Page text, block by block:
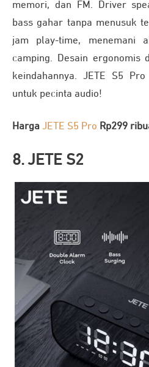
memori, dan FM. Driver
bass gahar tanpa menusuk
jam play-time, menemani
camping. Desain ergonomis
keindahannya. JETE S5
untuk pecinta audio!
Harga JETE S5 Pro Rp299
8. JETE S2